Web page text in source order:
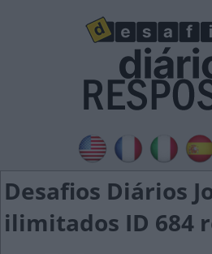
Desafios Diários
ilimitados ID 684